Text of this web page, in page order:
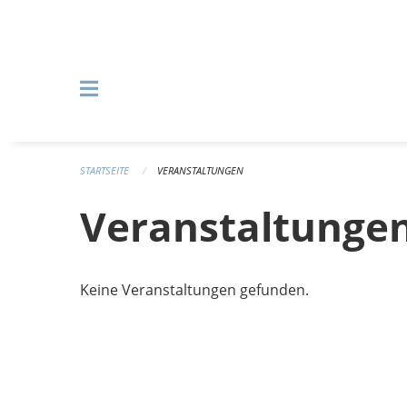
STARTSEITE VERANSTALTUNGEN
Keine Veranstaltungen gefunden.